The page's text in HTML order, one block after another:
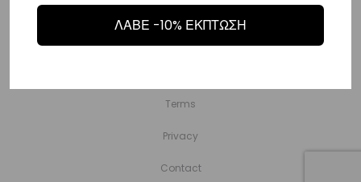
Sports Club
Terms
Privacy
Contact
ΛΑΒΕ -10% ΕΚΠΤΩΣΗ